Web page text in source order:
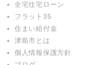
全宅住宅ローン
フラット35
住まい給付金
津島市とは
個人情報保護方針